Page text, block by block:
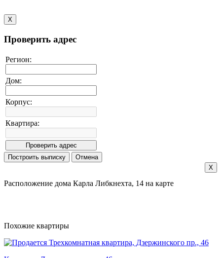
X
Проверить адрес
Регион:
Дом:
Корпус:
Квартира:
X
Расположение дома Карла Либкнехта, 14 на карте
Похожие квартиры